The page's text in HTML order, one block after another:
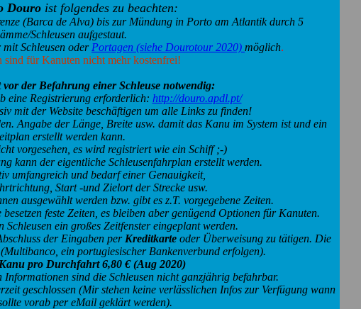
Douroist folgendes zu beachten:
(Barca de Alva) bis zur Mündung in Porto am Atlantik durch 5
Schleusen aufgestaut.
Schleusen oder Portagen (siehe Dourotour 2020) möglich.
sind für Kanuten nicht mehr kostenfrei!
der Befahrung einer Schleuse notwendig:
eine Registrierung erforderlich: http://douro.apdl.pt/
mit der Website beschäftigen um alle Links zu finden!
Angabe der Länge, Breite usw. damit das Kanu im System ist und ein
erstellt werden kann.
vorgesehen, es wird registriert wie ein Schiff ;-)
kann der eigentliche Schleusenfahrplan erstellt werden.
umfangreich und bedarf einer Genauigkeit,
Start -und Zielort der Strecke usw.
ausgewählt werden bzw. gibt es z.T. vorgegebene Zeiten.
feste Zeiten, es bleiben aber genügend Optionen für Kanuten.
Schleusen ein großes Zeitfenster eingeplant werden.
der Eingaben per Kreditkarteoder Überweisung zu tätigen. Die
ein portugiesischer Bankenverbund erfolgen).
Kanu pro Durchfahrt 6,80 € (Aug 2020)
Informationen sind die Schleusen nicht ganzjährig befahrbar.
geschlossen (Mir stehen keine verlässlichen Infos zur Verfügung wann
vorab per eMail geklärt werden).